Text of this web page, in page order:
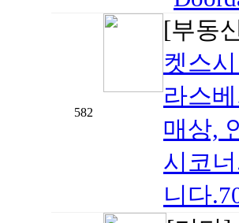
582
[부동
켓스
라스
매상,
시코
니다